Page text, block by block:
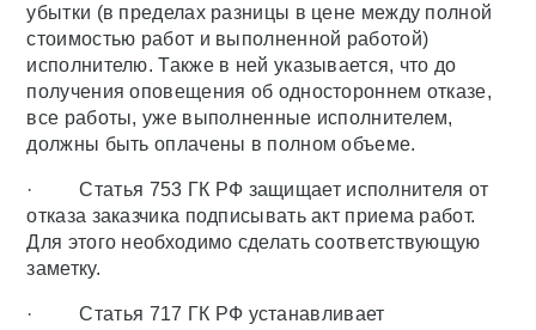
убытки (в пределах разницы в цене между полной
стоимостью работ и выполненной работой)
исполнителю. Также в ней указывается, что до
получения оповещения об одностороннем отказе,
все работы, уже выполненные исполнителем,
должны быть оплачены в полном объеме.
· Статья 753 ГК РФ защищает исполнителя от
отказа заказчика подписывать акт приема работ.
Для этого необходимо сделать соответствующую
заметку.
· Статья 717 ГК РФ устанавливает